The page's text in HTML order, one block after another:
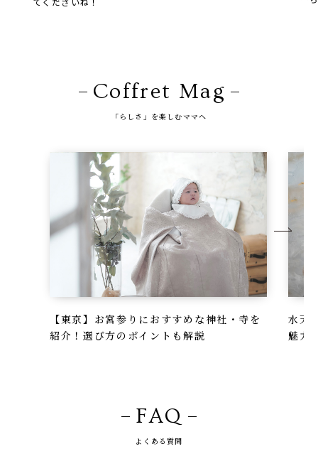
Coffret Mag
「らしさ」を楽しむママへ
【東京】お宮参りにおすすめな神社・寺を
紹介！選び方のポイントも解説
水天
魅力
FAQ
よくある質問